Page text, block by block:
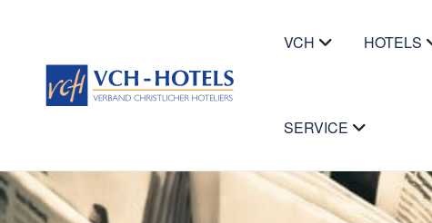
VCH HOTELS
SERVICE